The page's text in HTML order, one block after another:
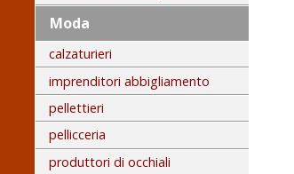
Moda
calzaturieri
imprenditori abbigliamento
pellettieri
pellicceria
produttori di occhiali